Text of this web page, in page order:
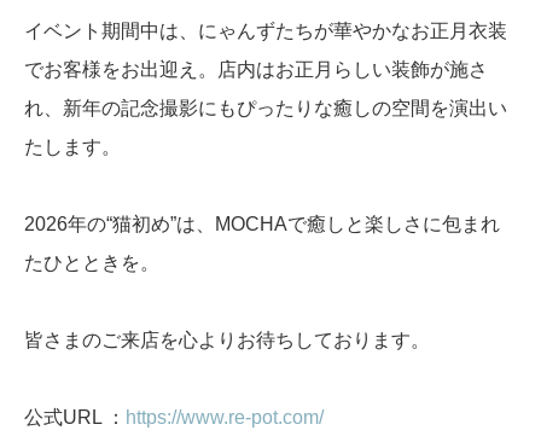
イベント期間中は、にゃんずたちが華やかなお正月衣装
でお客様をお出迎え。店内はお正月らしい装飾が施さ
れ、新年の記念撮影にもぴったりな癒しの空間を演出い
たします。
2026年の“猫初め”は、MOCHAで癒しと楽しさに包まれ
たひとときを。
皆さまのご来店を心よりお待ちしております。
公式URL ： https://www.re-pot.com/